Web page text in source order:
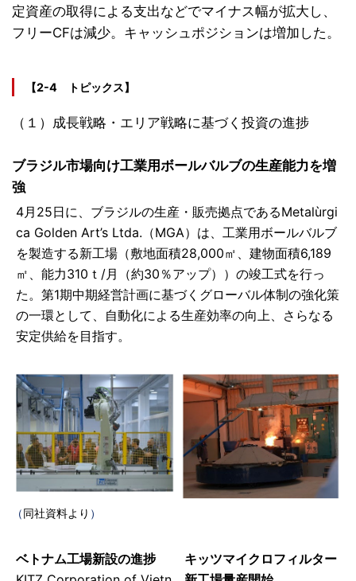
定資産の取得による支出などでマイナス幅が拡大し、
フリーCFは減少。キャッシュポジションは増加した。
【2-4 トピックス】
（１）成長戦略・エリア戦略に基づく投資の進捗
ブラジル市場向け工業用ボールバルブの生産能力を増
強
4月25日に、ブラジルの生産・販売拠点であるMetalùrgi
ca Golden Art’s Ltda.（MGA）は、工業用ボールバルブ
を製造する新工場（敷地面積28,000㎡、建物面積6,189
㎡、能力310ｔ/月（約30％アップ））の竣工式を行っ
た。第1期中期経営計画に基づくグローバル体制の強化策
の一環として、自動化による生産効率の向上、さらなる
安定供給を目指す。
（同社資料より ）
ベトナム工場新設の進捗
キッツマイクロフィルター